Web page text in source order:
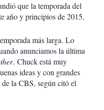
que la temporada del
año y principios de 2015.
más larga. Lo
anunciamos la última
. Chuck está muy
ideas y con grandes
de la CBS, según citó el